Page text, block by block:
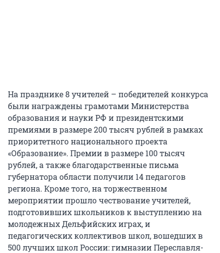
На празднике 8 учителей – победителей конкурса
были награждены грамотами Министерства
образования и науки РФ и президентскими
премиями в размере 200 тысяч рублей в рамках
приоритетного национального проекта
«Образование». Премии в размере 100 тысяч
рублей, а также благодарственные письма
губернатора области получили 14 педагогов
региона. Кроме того, на торжественном
мероприятии прошло чествование учителей,
подготовивших школьников к выступлению на
молодежных Дельфийских играх, и
педагогических коллективов школ, вошедших в
500 лучших школ России: гимназии Переславля-